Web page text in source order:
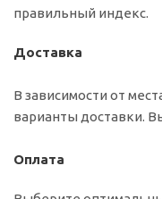
правильный индекс.
Доставка
В зависимости от
варианты доставки.
Оплата